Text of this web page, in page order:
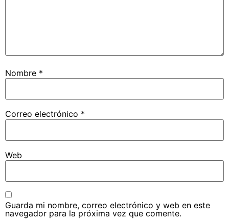
Nombre *
Correo electrónico *
Web
Guarda mi nombre, correo electrónico y web en este
navegador para la próxima vez que comente.